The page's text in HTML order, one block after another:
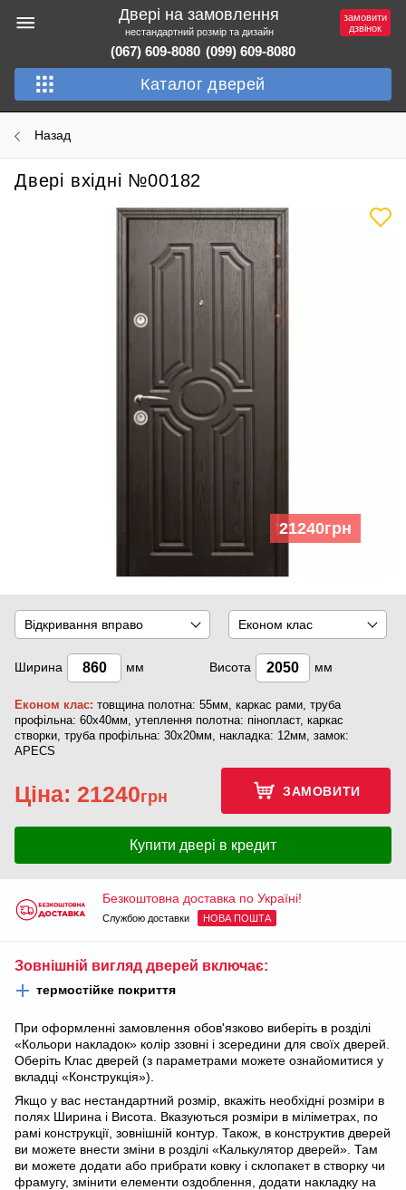
Двері на замовлення
нестандартний розмір та дизайн
(067) 609-8080 (099) 609-8080
Каталог дверей
замовити
дзвінок
Назад
Двері вхідні №00182
21240грн
Відкривання вправо Економ клас
Ширина мм Висота мм
Економ клас: товщина полотна: 55мм, каркас рами, труба
профільна: 60х40мм, утеплення полотна: пінопласт, каркас
створки, труба профільна: 30х20мм, накладка: 12мм, замок:
APECS
Ціна: 21240грн ЗАМОВИТИ
Купити двері в кредит
Безкоштовна доставка по Україні!
Службою доставки НОВА ПОШТА
Зовнішній вигляд дверей включає:
термостійке покриття
При оформленні замовлення обов'язково виберіть в розділі
«Кольори накладок» колір ззовні і зсередини для своїх дверей.
Оберіть Клас дверей (з параметрами можете ознайомитися у
вкладці «Конструкція»).
Якщо у вас нестандартний розмір, вкажіть необхідні розміри в
полях Ширина і Висота. Вказуються розміри в міліметрах, по
рамі конструкції, зовнішній контур. Також, в конструктив дверей
ви можете внести зміни в розділі «Калькулятор дверей». Там
ви можете додати або прибрати ковку і склопакет в створку чи
фрамугу, змінити елементи оздоблення, додати накладку на